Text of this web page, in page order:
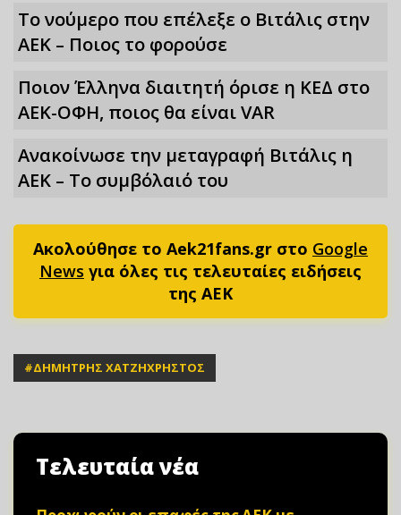
Το νούμερο που επέλεξε ο Βιτάλις στην
ΑΕΚ – Ποιος το φορούσε
Ποιον Έλληνα διαιτητή όρισε η ΚΕΔ στο
ΑΕΚ-ΟΦΗ, ποιος θα είναι VAR
Ανακοίνωσε την μεταγραφή Βιτάλις η
ΑΕΚ – Το συμβόλαιό του
Ακολούθησε το Aek21fans.gr στο Google
News για όλες τις τελευταίες ειδήσεις
της ΑΕΚ
#ΔΗΜΗΤΡΗΣ ΧΑΤΖΗΧΡΗΣΤΟΣ
Τελευταία νέα